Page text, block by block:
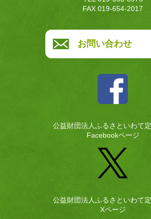
FAX 019-654-2017
お問い合わせ
公益財団法人ふるさといわて
Facebookページ
公益財団法人ふるさといわて
Xページ